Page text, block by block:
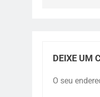
DEIXE UM
O seu